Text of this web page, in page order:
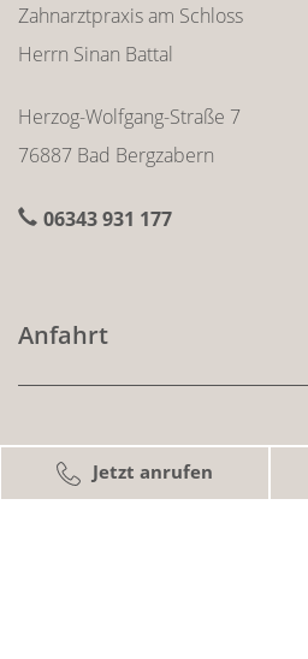
Jetzt anrufen
Zahnarztpraxis am Schloss
Herrn Sinan Battal
Herzog-Wolfgang-Straße 7
76887 Bad Bergzabern
06343 931 177
Anfahrt
So finden Sie uns ohne Probleme:
Infos zu Anfahrt & Parken